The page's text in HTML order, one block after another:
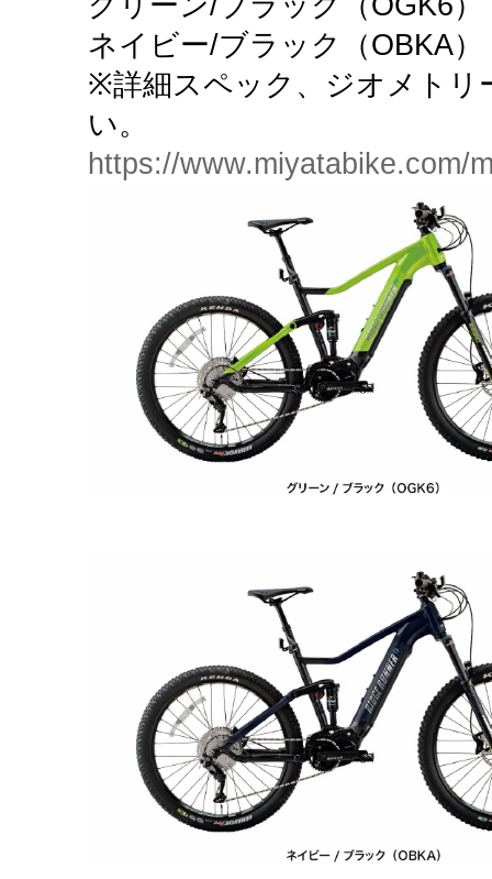
ネイビー/ブラック（OBKA）
※詳細スペック、ジオメトリ
い。
https://www.miyatabike.com/